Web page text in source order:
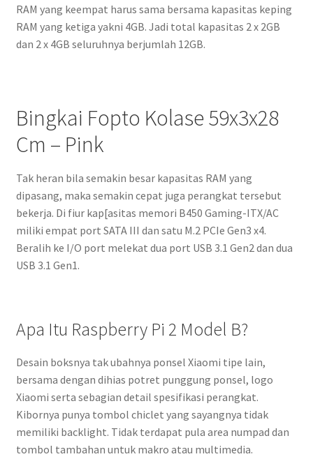
RAM yang keempat harus sama bersama kapasitas keping
RAM yang ketiga yakni 4GB. Jadi total kapasitas 2 x 2GB
dan 2 x 4GB seluruhnya berjumlah 12GB.
Bingkai Fopto Kolase 59x3x28
Cm – Pink
Tak heran bila semakin besar kapasitas RAM yang
dipasang, maka semakin cepat juga perangkat tersebut
bekerja. Di fiur kap[asitas memori B450 Gaming-ITX/AC
miliki empat port SATA III dan satu M.2 PCIe Gen3 x4.
Beralih ke I/O port melekat dua port USB 3.1 Gen2 dan dua
USB 3.1 Gen1.
Apa Itu Raspberry Pi 2 Model B?
Desain boksnya tak ubahnya ponsel Xiaomi tipe lain,
bersama dengan dihias potret punggung ponsel, logo
Xiaomi serta sebagian detail spesifikasi perangkat.
Kibornya punya tombol chiclet yang sayangnya tidak
memiliki backlight. Tidak terdapat pula area numpad dan
tombol tambahan untuk makro atau multimedia.